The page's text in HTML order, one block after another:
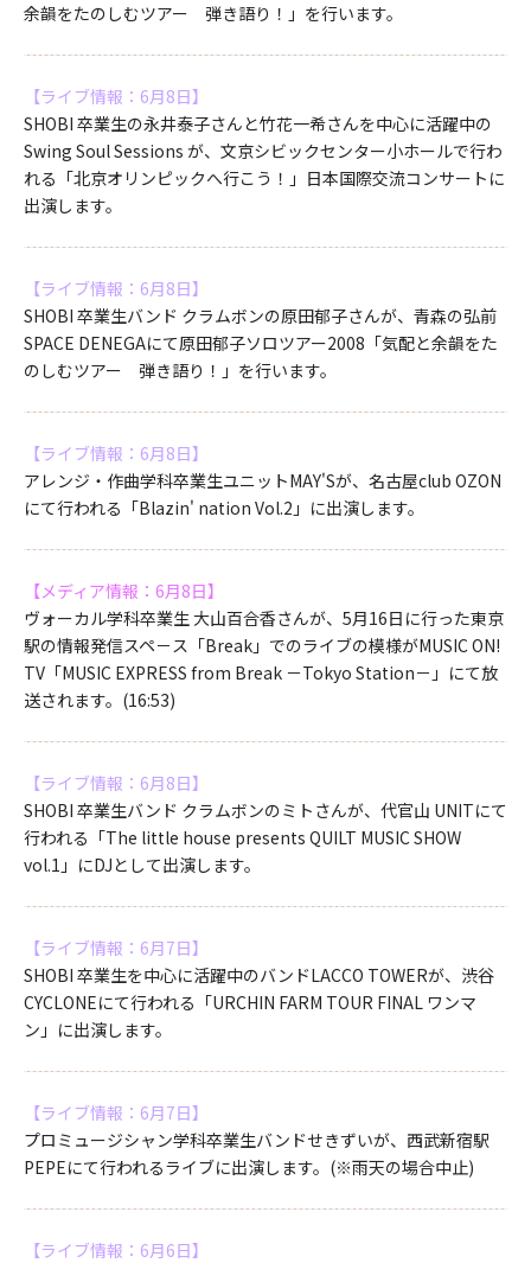
余韻をたのしむツアー 弾き語り！」を行います。
【ライブ情報：6月8日】
SHOBI 卒業生の永井泰子さんと竹花一希さんを中心に活躍中の
Swing Soul Sessions が、文京シビックセンター小ホールで行わ
れる「北京オリンピックへ行こう！」日本国際交流コンサートに
出演します。
【ライブ情報：6月8日】
SHOBI 卒業生バンド クラムボンの原田郁子さんが、青森の弘前
SPACE DENEGAにて原田郁子ソロツアー2008「気配と余韻をた
のしむツアー 弾き語り！」を行います。
【ライブ情報：6月8日】
アレンジ・作曲学科卒業生ユニットMAY'Sが、名古屋club OZON
にて行われる「Blazin' nation Vol.2」に出演します。
【メディア情報：6月8日】
ヴォーカル学科卒業生 大山百合香さんが、5月16日に行った東京
駅の情報発信スペ－ス「Break」でのライブの模様がMUSIC ON!
TV「MUSIC EXPRESS from Break －Tokyo Station－」にて放
送されます。(16:53)
【ライブ情報：6月8日】
SHOBI 卒業生バンド クラムボンのミトさんが、代官山 UNITにて
行われる「The little house presents QUILT MUSIC SHOW
vol.1」にDJとして出演します。
【ライブ情報：6月7日】
SHOBI 卒業生を中心に活躍中のバンドLACCO TOWERが、渋谷
CYCLONEにて行われる「URCHIN FARM TOUR FINAL ワンマ
ン」に出演します。
【ライブ情報：6月7日】
プロミュージシャン学科卒業生バンドせきずいが、西武新宿駅
PEPEにて行われるライブに出演します。(※雨天の場合中止)
【ライブ情報：6月6日】